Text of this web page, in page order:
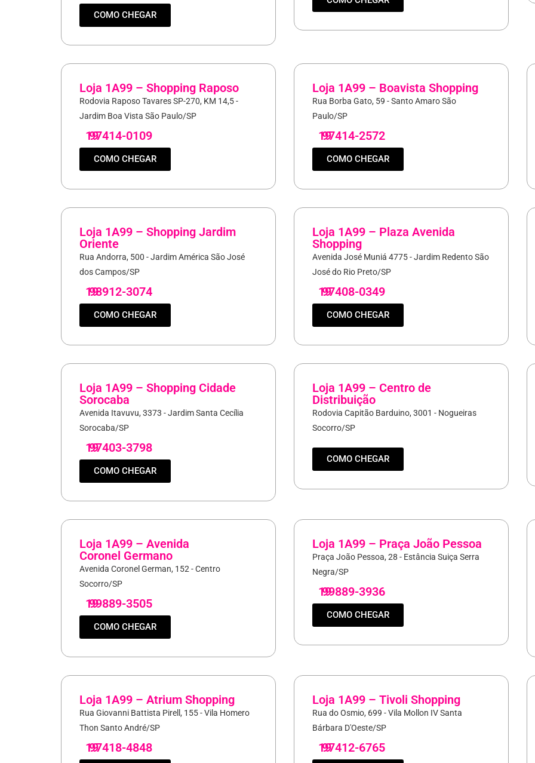
COMO CHEGAR
Loja 1A99 – Shopping Raposo
Rodovia Raposo Tavares SP-270, KM 14,5 -
Jardim Boa Vista São Paulo/SP
19
97414-0109
COMO CHEGAR
Loja 1A99 – Boavista Shopping
Rua Borba Gato, 59 - Santo Amaro São
Paulo/SP
19
97414-2572
COMO CHEGAR
Loja 1A99 – Shopping Jardim
Oriente
Rua Andorra, 500 - Jardim América São José
dos Campos/SP
19
98912-3074
COMO CHEGAR
Loja 1A99 – Plaza Avenida
Shopping
Avenida José Muniá 4775 - Jardim Redento São
José do Rio Preto/SP
19
97408-0349
COMO CHEGAR
Loja 1A99 – Shopping Cidade
Sorocaba
Avenida Itavuvu, 3373 - Jardim Santa Cecília
Sorocaba/SP
19
97403-3798
COMO CHEGAR
Loja 1A99 – Centro de
Distribuição
Rodovia Capitão Barduino, 3001 - Nogueiras
Socorro/SP
COMO CHEGAR
Loja 1A99 – Avenida
Coronel Germano
Avenida Coronel German, 152 - Centro
Socorro/SP
19
99889-3505
COMO CHEGAR
Loja 1A99 – Praça João Pessoa
Praça João Pessoa, 28 - Estância Suiça Serra
Negra/SP
19
99889-3936
COMO CHEGAR
Loja 1A99 – Atrium Shopping
Rua Giovanni Battista Pirell, 155 - Vila Homero
Thon Santo André/SP
19
97418-4848
Loja 1A99 – Tivoli Shopping
Rua do Osmio, 699 - Vila Mollon IV Santa
Bárbara D'Oeste/SP
19
97412-6765